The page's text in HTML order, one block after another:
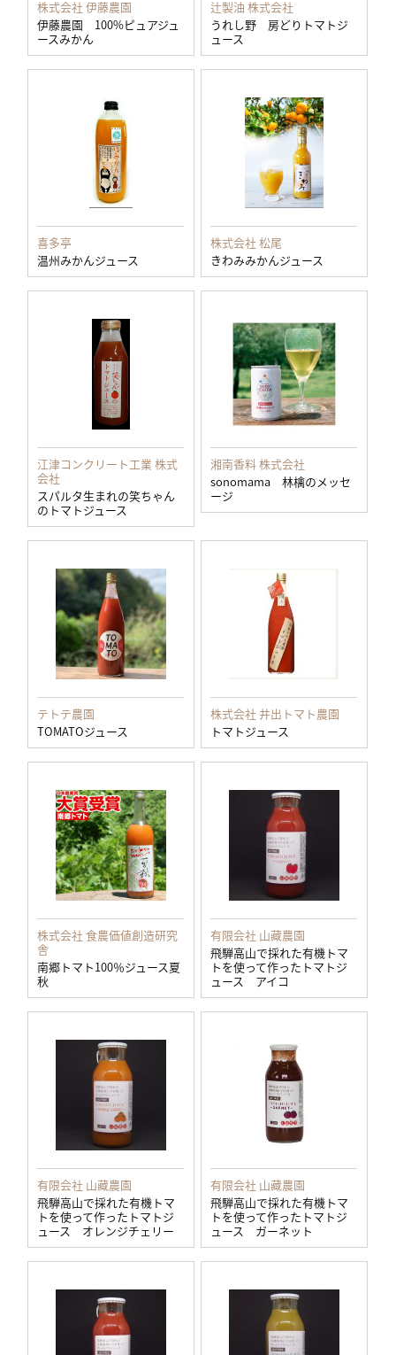
株式会社 伊藤農園
伊藤農園 100%ピュアジュ
ースみかん
辻製油 株式会社
うれし野 房どりトマトジ
ュース
喜多亭
温州みかんジュース
株式会社 松尾
きわみみかんジュース
江津コンクリート工業 株式
会社
スパルタ生まれの笑ちゃん
のトマトジュース
湘南香料 株式会社
sonomama 林檎のメッセ
ージ
テトテ農園
TOMATOジュース
株式会社 井出トマト農園
トマトジュース
株式会社 食農価値創造研究
舎
南郷トマト100％ジュース夏
秋
有限会社 山藏農園
飛騨高山で採れた有機トマ
トを使って作ったトマトジ
ュース アイコ
有限会社 山藏農園
飛騨高山で採れた有機トマ
トを使って作ったトマトジ
ュース オレンジチェリー
有限会社 山藏農園
飛騨高山で採れた有機トマ
トを使って作ったトマトジ
ュース ガーネット